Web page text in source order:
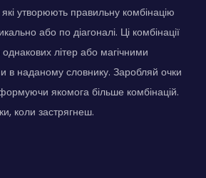
утворюють правильну комбінацію
або по діагоналі. Ці комбінації
літер або магічними
в наданому словнику. Заробляй очки
якомога більше комбінацій.
коли застрягнеш.